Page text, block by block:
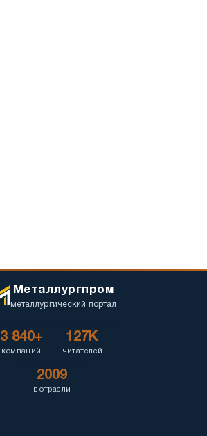
Металлургпром
металлургический портал
3 840+
компаний
127K
читателей
2009
в отрасли